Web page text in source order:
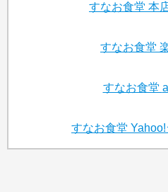
すなお食堂 本
すなお食堂
すなお食堂
すなお食堂